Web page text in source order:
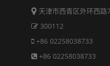
天津市西青区外环西路
300112
+86 02258038733
+86 02258038733